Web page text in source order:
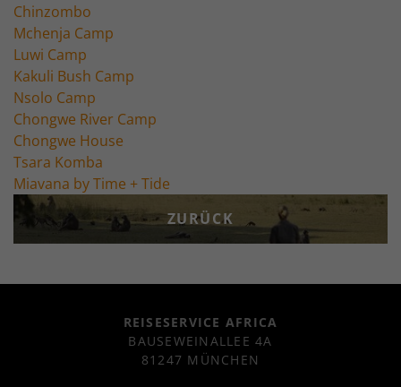
Chinzombo
Mchenja Camp
Luwi Camp
Kakuli Bush Camp
Nsolo Camp
Chongwe River Camp
Chongwe House
Tsara Komba
Miavana by Time + Tide
ZURÜCK
REISESERVICE AFRICA
BAUSEWEINALLEE 4A
81247 MÜNCHEN